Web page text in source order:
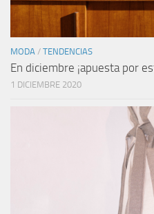
MODA / TENDENCIAS
En diciembre ¡apuesta por
1 DICIEMBRE 2020